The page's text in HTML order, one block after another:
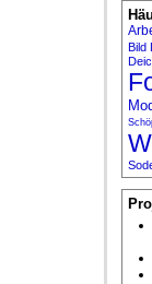
Bild